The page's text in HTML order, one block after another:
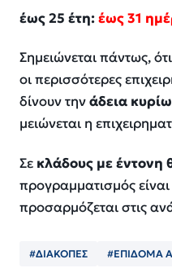
έως 25 έτη:έως 31
Σημειώνεται πάντως,
οι περισσότερες
δίνουν τηνάδεια
μειώνεται η
Σε κλάδους με έντονη
προγραμματισμός
προσαρμόζεται στις
#ΔΙΑΚΟΠΕΣ #ΕΠΙΔΟΜΑ